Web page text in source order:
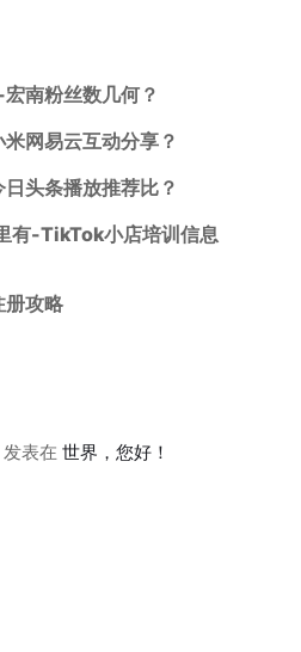
南粉丝数几何？
网易云互动分享？
头条播放推荐比？
有-TikTok小店培训信息
册攻略
发表在 世界，您好！